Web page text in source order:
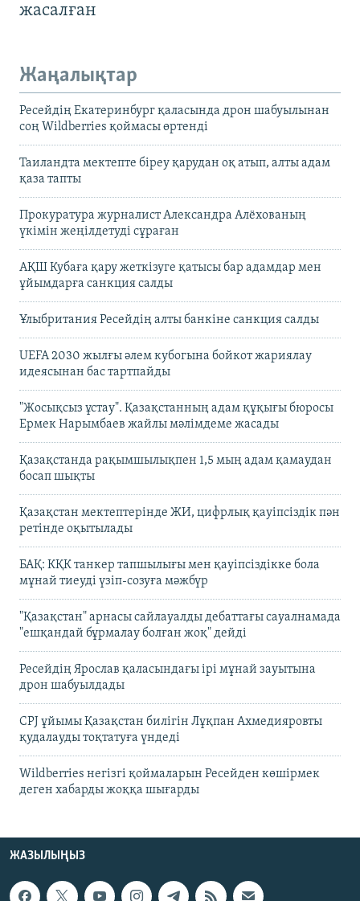
жасалған
Жаңалықтар
Ресейдің Екатеринбург қаласында дрон шабуылынан
соң Wildberries қоймасы өртенді
Таиландта мектепте біреу қарудан оқ атып, алты адам
қаза тапты
Прокуратура журналист Александра Алёхованың
үкімін жеңілдетуді сұраған
АҚШ Кубаға қару жеткізуге қатысы бар адамдар мен
ұйымдарға санкция салды
Ұлыбритания Ресейдің алты банкіне санкция салды
UEFA 2030 жылғы әлем кубогына бойкот жариялау
идеясынан бас тартпайды
"Жосықсыз ұстау". Қазақстанның адам құқығы бюросы
Ермек Нарымбаев жайлы мәлімдеме жасады
Қазақстанда рақымшылықпен 1,5 мың адам қамаудан
босап шықты
Қазақстан мектептерінде ЖИ, цифрлық қауіпсіздік пән
ретінде оқытылады
БАҚ: КҚК танкер тапшылығы мен қауіпсіздікке бола
мұнай тиеуді үзіп-созуға мәжбүр
"Қазақстан" арнасы сайлауалды дебаттағы сауалнамада
"ешқандай бұрмалау болған жоқ" дейді
Ресейдің Ярослав қаласындағы ірі мұнай зауытына
дрон шабуылдады
CPJ ұйымы Қазақстан билігін Лұқпан Ахмедияровты
қудалауды тоқтатуға үндеді
Wildberries негізгі қоймаларын Ресейден көшірмек
деген хабарды жоққа шығарды
ЖАЗЫЛЫҢЫЗ